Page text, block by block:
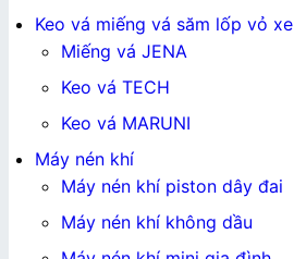
Keo vá miếng vá săm lốp vỏ xe
Miếng vá JENA
Keo vá TECH
Keo vá MARUNI
Máy nén khí
Máy nén khí piston dây đai
Máy nén khí không dầu